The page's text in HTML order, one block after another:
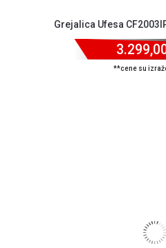
Grejalica Ufesa
**cene su